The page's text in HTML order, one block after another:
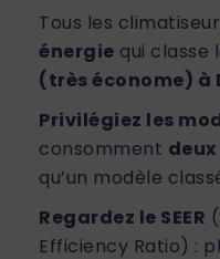
Tous les
énergie qui classe
(très économe) à
Privilégiez les
consomment
qu’un modèle
Regardez le SEER
Efficiency Ratio) :